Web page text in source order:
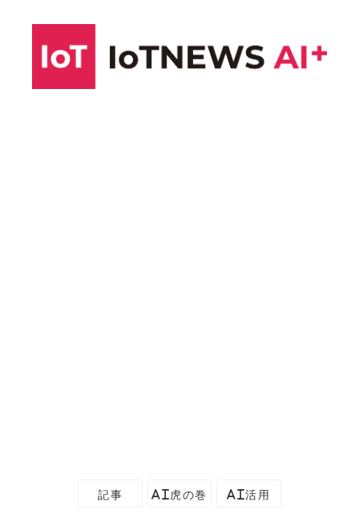
記事 AI虎の巻 AI活用